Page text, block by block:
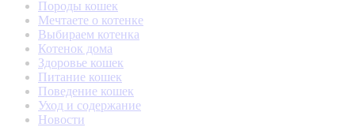
Породы кошек
Мечтаете о котенке
Выбираем котенка
Котенок дома
Здоровье кошек
Питание кошек
Поведение кошек
Уход и содержание
Новости